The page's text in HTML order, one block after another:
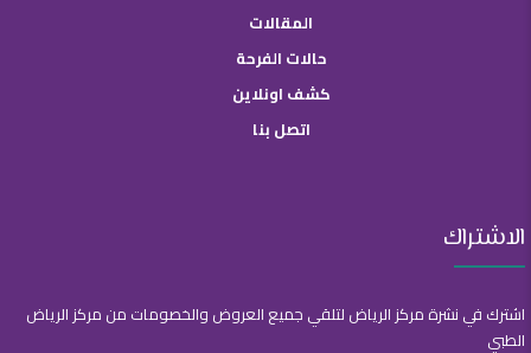
المقالات
حالات الفرحة
كشف اونلاين
اتصل بنا
الاشتراك
اشترك في نشرة مركز الرياض لتلقي جميع العروض والخصومات من مركز الرياض
الطبي